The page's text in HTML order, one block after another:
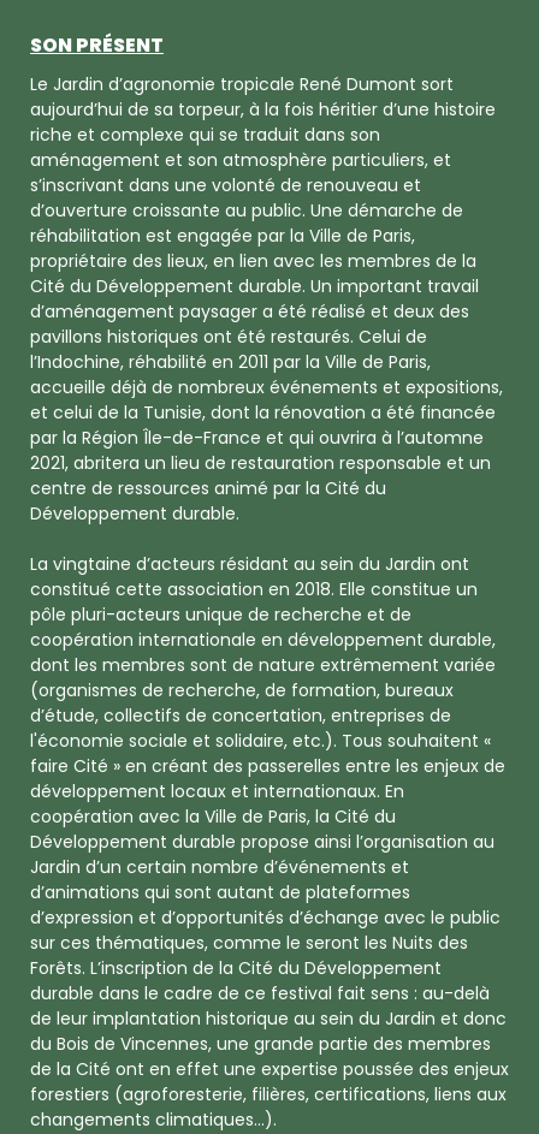
SON PRÉSENT
Le Jardin d’agronomie tropicale René Dumont sort
aujourd’hui de sa torpeur, à la fois héritier d’une histoire
riche et complexe qui se traduit dans son
aménagement et son atmosphère particuliers, et
s’inscrivant dans une volonté de renouveau et
d’ouverture croissante au public. Une démarche de
réhabilitation est engagée par la Ville de Paris,
propriétaire des lieux, en lien avec les membres de la
Cité du Développement durable. Un important travail
d’aménagement paysager a été réalisé et deux des
pavillons historiques ont été restaurés. Celui de
l’Indochine, réhabilité en 2011 par la Ville de Paris,
accueille déjà de nombreux événements et expositions,
et celui de la Tunisie, dont la rénovation a été financée
par la Région Île-de-France et qui ouvrira à l’automne
2021, abritera un lieu de restauration responsable et un
centre de ressources animé par la Cité du
Développement durable.
La vingtaine d’acteurs résidant au sein du Jardin ont
constitué cette association en 2018. Elle constitue un
pôle pluri-acteurs unique de recherche et de
coopération internationale en développement durable,
dont les membres sont de nature extrêmement variée
(organismes de recherche, de formation, bureaux
d’étude, collectifs de concertation, entreprises de
l'économie sociale et solidaire, etc.). Tous souhaitent «
faire Cité » en créant des passerelles entre les enjeux de
développement locaux et internationaux. En
coopération avec la Ville de Paris, la Cité du
Développement durable propose ainsi l’organisation au
Jardin d’un certain nombre d’événements et
d’animations qui sont autant de plateformes
d’expression et d’opportunités d’échange avec le public
sur ces thématiques, comme le seront les Nuits des
Forêts. L’inscription de la Cité du Développement
durable dans le cadre de ce festival fait sens : au-delà
de leur implantation historique au sein du Jardin et donc
du Bois de Vincennes, une grande partie des membres
de la Cité ont en effet une expertise poussée des enjeux
forestiers (agroforesterie, filières, certifications, liens aux
changements climatiques…).